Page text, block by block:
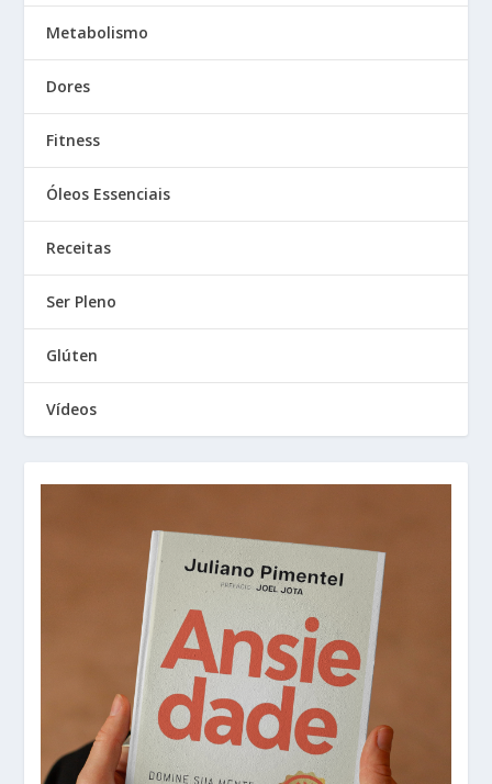
Metabolismo
Dores
Fitness
Óleos Essenciais
Receitas
Ser Pleno
Glúten
Vídeos